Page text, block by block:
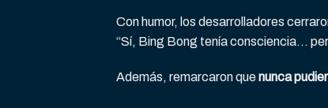
Con humor, los desarrolladores
“Sí, Bing Bong tenía consciencia…
Además, remarcaron quenunca